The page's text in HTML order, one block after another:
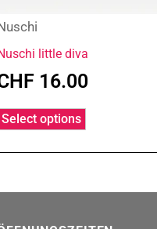
little diva
16.00
Select options